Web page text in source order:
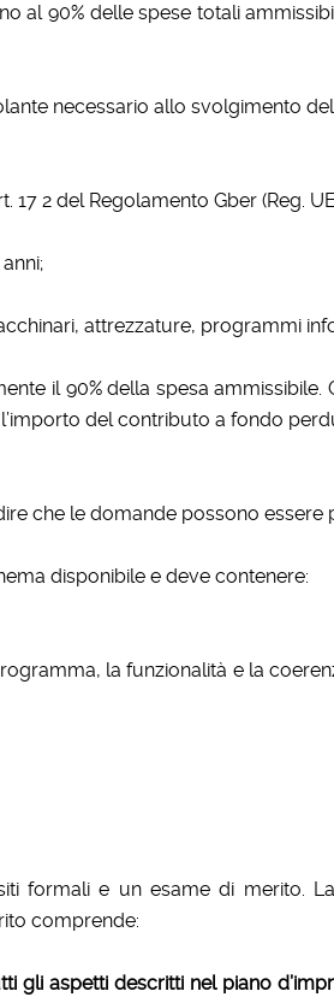
90% delle spese totali
necessario allo svolgimento
17 2 del Regolamento Gber (Reg.
attrezzature, programmi
il 90% della spesa
del contributo a fondo
che le domande possono
disponibile e deve contenere:
la funzionalità e la
formali e un esame di merito.
comprende:
gli aspetti descritti nel piano